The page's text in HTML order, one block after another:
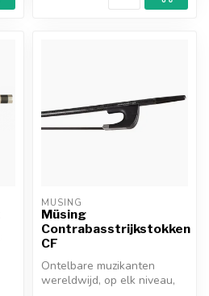
MÜSING
Müsing
Contrabasstrijkstokken
CF
Ontelbare muzikanten
wereldwijd, op elk niveau,